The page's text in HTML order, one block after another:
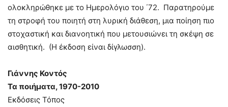
ολοκληρώθηκε με το Ημερολόγιο του ΄72. Παρατηρούμε
τη στροφή του ποιητή στη λυρική διάθεση, μια ποίηση πιο
στοχαστική και διανοητική που μετουσιώνει τη σκέψη σε
αισθητική. (Η έκδοση είναι δίγλωσση).
Γιάννης Κοντός
Τα ποιήματα, 1970-2010
Εκδόσεις Τόπος